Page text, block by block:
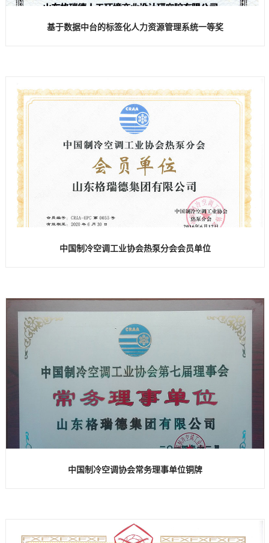
基于数据中台的标签化人力资源管理系统一等奖
中国制冷空调工业协会热泵分会会员单位
中国制冷空调协会常务理事单位铜牌